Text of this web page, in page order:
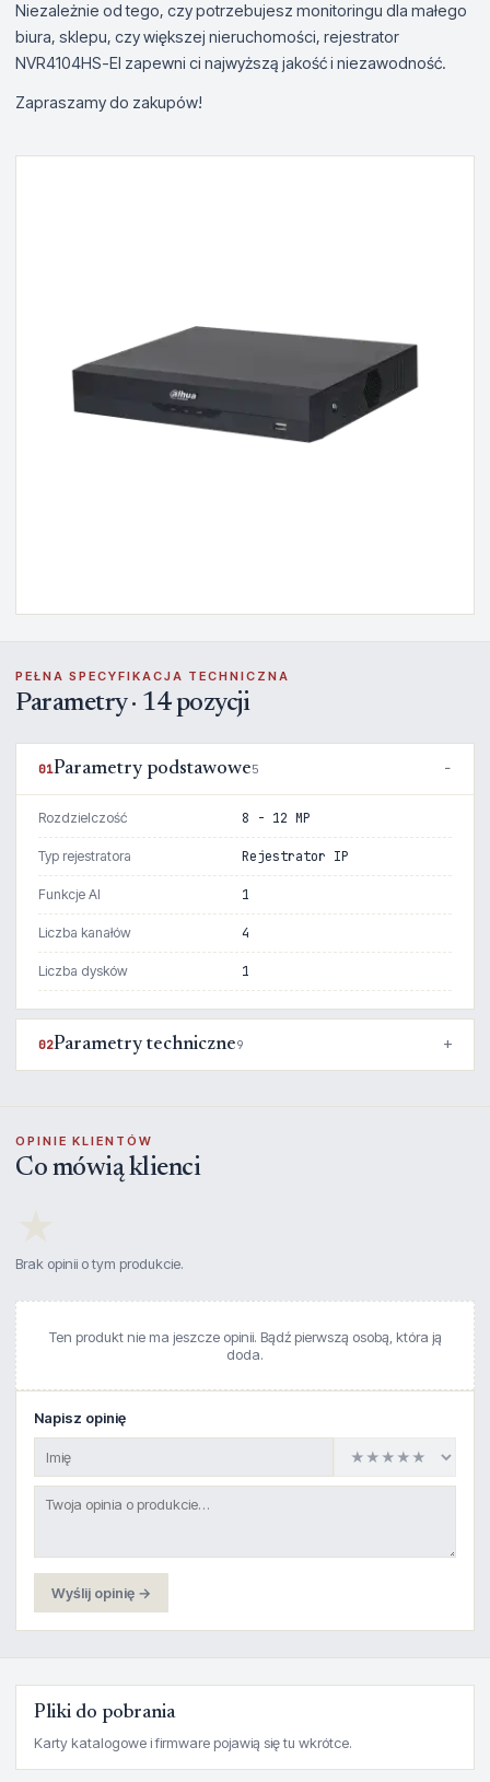
Niezależnie od tego, czy potrzebujesz monitoringu dla małego
biura, sklepu, czy większej nieruchomości, rejestrator
NVR4104HS-EI zapewni ci najwyższą jakość i niezawodność.
Zapraszamy do zakupów!
PEŁNA SPECYFIKACJA TECHNICZNA
Parametry · 14 pozycji
01Parametry podstawowe5
Rozdzielczość 8 - 12 MP
Typ rejestratora Rejestrator IP
Funkcje AI 1
Liczba kanałów 4
Liczba dysków 1
02Parametry techniczne9
OPINIE KLIENTÓW
Co mówią klienci
Brak opinii o tym produkcie.
Ten produkt nie ma jeszcze opinii. Bądź pierwszą osobą, która ją
doda.
Napisz opinię
Wyślij opinię →
Pliki do pobrania
Karty katalogowe i firmware pojawią się tu wkrótce.